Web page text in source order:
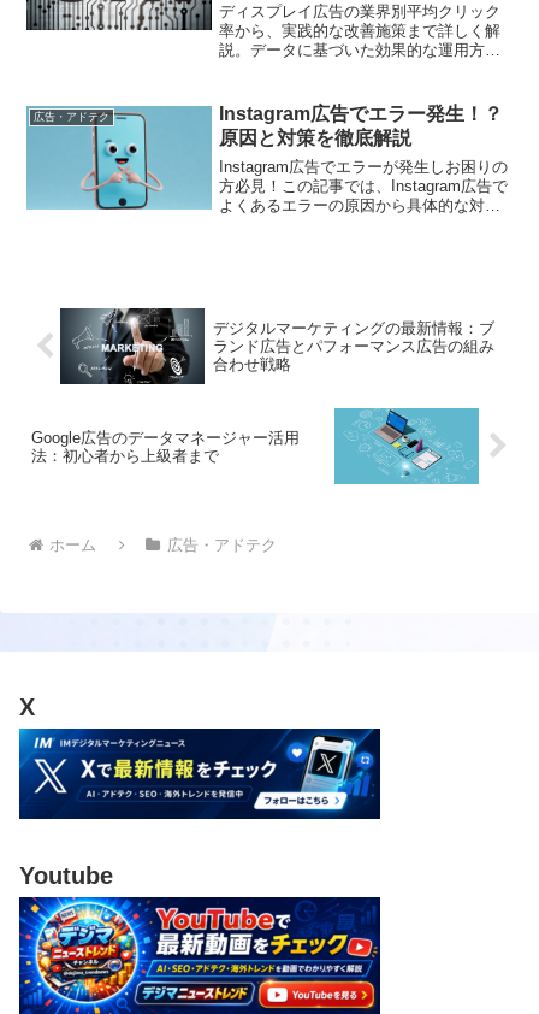
ディスプレイ広告の業界別平均クリック
率から、実践的な改善施策まで詳しく解
説。データに基づいた効果的な運用方法
広告・アドテク
Instagram広告でエラー発生！？
原因と対策を徹底解説
Instagram広告でエラーが発生しお困りの
方必見！この記事では、Instagram広告で
よくあるエラーの原因から具体的な対策
デジタルマーケティングの最新情報：ブ
ランド広告とパフォーマンス広告の組み
合わせ戦略
Google広告のデータマネージャー活用
法：初心者から上級者まで
ホーム 広告・アドテク
X
Youtube